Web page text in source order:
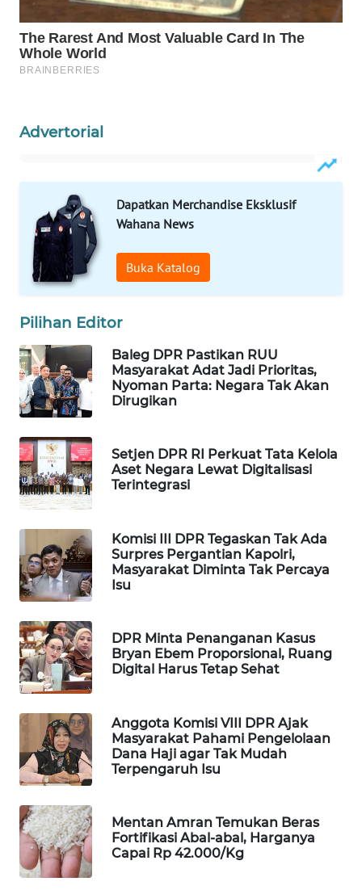
Advertorial
Dapatkan Merchandise Eksklusif
Wahana News
Buka Katalog
Pilihan Editor
Baleg DPR Pastikan RUU
Masyarakat Adat Jadi Prioritas,
Nyoman Parta: Negara Tak Akan
Dirugikan
Setjen DPR RI Perkuat Tata Kelola
Aset Negara Lewat Digitalisasi
Terintegrasi
Komisi III DPR Tegaskan Tak Ada
Surpres Pergantian Kapolri,
Masyarakat Diminta Tak Percaya
Isu
DPR Minta Penanganan Kasus
Bryan Ebem Proporsional, Ruang
Digital Harus Tetap Sehat
Anggota Komisi VIII DPR Ajak
Masyarakat Pahami Pengelolaan
Dana Haji agar Tak Mudah
Terpengaruh Isu
Mentan Amran Temukan Beras
Fortifikasi Abal-abal, Harganya
Capai Rp 42.000/Kg
WAHANA
NEWS
WAHANA
INFRASTRUKTUR
WAHANA
KONSUMEN
WAHANA
LISTRIK
WAHANA
TRAVEL
WAHANA
TV
WAHANANEWS
ID
WAHANANEWS
CO ID
WAHANANEWS
NET
WAHANA
WAHANA
UMKM
WAHANA
SELEB
WAHANA